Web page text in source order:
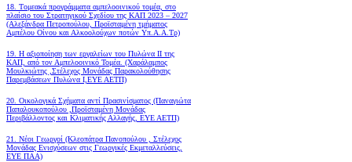
18. Tομεακά προγράμματα αμπελοοινικού τομέα, στο
πλαίσιο του Στρατηγικού Σχεδίου της ΚΑΠ 2023 – 2027
(Αλεξάνδρα Πετροπούλου, Προϊσταμένη τμήματος
Αμπέλου Οίνου και Αλκοολούχων ποτών Υπ.Α.Α.Τρ)
19. Η αξιοποίηση των εργαλείων του Πυλώνα ΙΙ της
ΚΑΠ, από τον Αμπελοοινικό Τομέα. (Χαράλαμπος
Μουλκιώτης ,Στέλεχος Μονάδας Παρακολούθησης
Παρεμβάσεων Πυλώνα Ι,ΕΥΕ ΑΕΤΠ)
20. Οικολογικά Σχήματα αντί Πρασινίσματος (Παναγιώτα
Παπαλουκοπούλου ,Προϊσταμένη Μονάδας
Περιβάλλοντος και Κλιματικής Αλλαγής, ΕΥΕ ΑΕΤΠ)
21. Νέοι Γεωργοί (Κλεοπάτρα Πανοπούλου , Στέλεχος
Μονάδας Ενισχύσεων στις Γεωργικές Εκμεταλλεύσεις,
ΕΥΕ ΠΑΑ)